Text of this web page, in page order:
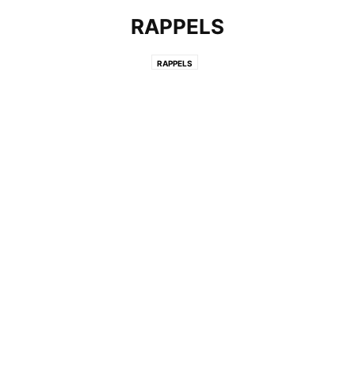
RAPPELS
RAPPELS